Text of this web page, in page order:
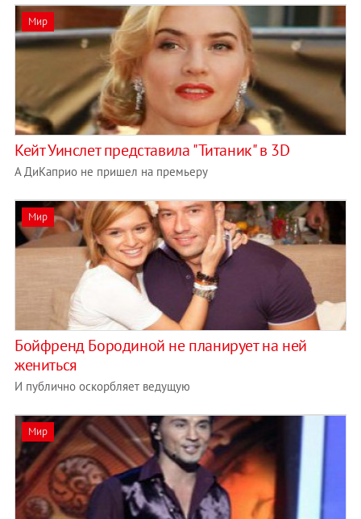
Мир
Кейт Уинслет представила "Титаник" в 3D
А ДиКаприо не пришел на премьеру
Мир
Бойфренд Бородиной не планирует на ней
жениться
И публично оскорбляет ведущую
Мир